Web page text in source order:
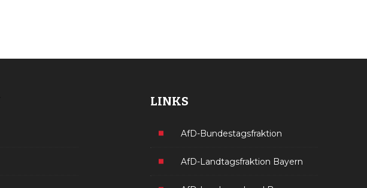
LINKS
AfD-Bundestagsfraktion
AfD-Landtagsfraktion Bayern